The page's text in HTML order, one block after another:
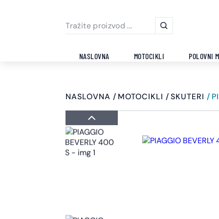
NASLOVNA MOTOCIKLI POLOVNI
NASLOVNA MOTOCIKLI SKUTERI